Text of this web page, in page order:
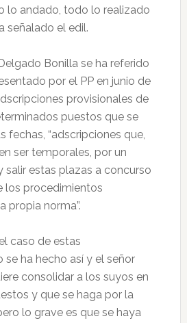
lo andado, todo lo realizado
señalado el edil.
Bonilla se ha referido
por el PP en junio de
provisionales de
puestos que se
fechas, “adscripciones que,
ser temporales, por un
estas plazas a concurso
los procedimientos
propia norma”.
caso de estas
se ha hecho así y el señor
consolidar a los suyos en
y que se haga por la
lo grave es que se haya